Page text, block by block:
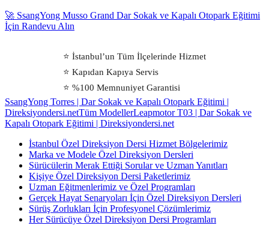
🚀 SsangYong Musso Grand Dar Sokak ve Kapalı Otopark Eğitimi
İçin Randevu Alın
⭐ İstanbul’un Tüm İlçelerinde Hizmet
⭐ Kapıdan Kapıya Servis
⭐ %100 Memnuniyet Garantisi
SsangYong Torres | Dar Sokak ve Kapalı Otopark Eğitimi |
Direksiyondersi.netTüm ModellerLeapmotor T03 | Dar Sokak ve
Kapalı Otopark Eğitimi | Direksiyondersi.net
İstanbul Özel Direksiyon Dersi Hizmet Bölgelerimiz
Marka ve Modele Özel Direksiyon Dersleri
Sürücülerin Merak Ettiği Sorular ve Uzman Yanıtları
Kişiye Özel Direksiyon Dersi Paketlerimiz
Uzman Eğitmenlerimiz ve Özel Programları
Gerçek Hayat Senaryoları İçin Özel Direksiyon Dersleri
Sürüş Zorlukları İçin Profesyonel Çözümlerimiz
Her Sürücüye Özel Direksiyon Dersi Programları